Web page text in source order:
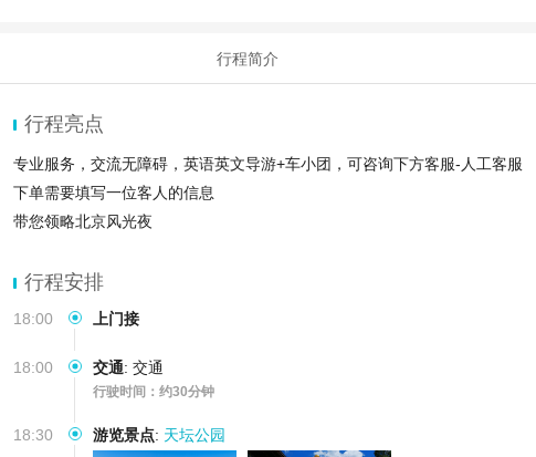
行程简介
行程亮点
专业服务，交流无障碍，英语英文导游+车小团，可咨询下方客服-人工客服
下单需要填写一位客人的信息
带您领略北京风光夜
行程安排
18:00 上门接
18:00 交通: 交通
行驶时间：约30分钟
18:30 游览景点: 天坛公园